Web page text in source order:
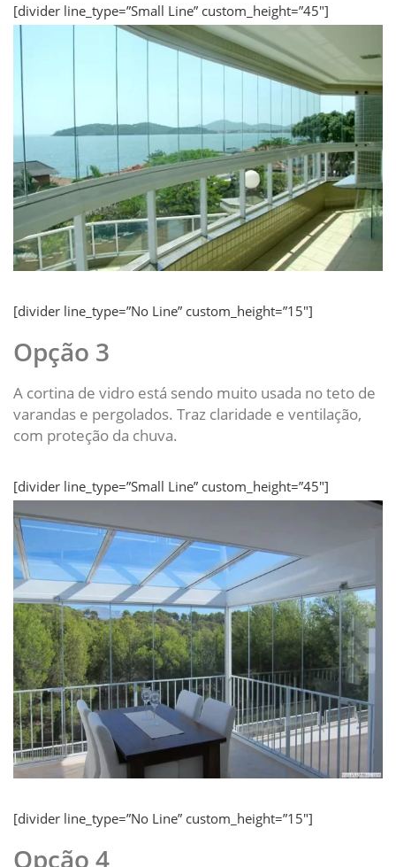
[divider line_type=”Small Line” custom_height=”45″]
[divider line_type=”No Line” custom_height=”15″]
Opção 3
A cortina de vidro está sendo muito usada no teto de
varandas e pergolados. Traz claridade e ventilação,
com proteção da chuva.
[divider line_type=”Small Line” custom_height=”45″]
[divider line_type=”No Line” custom_height=”15″]
Opção 4